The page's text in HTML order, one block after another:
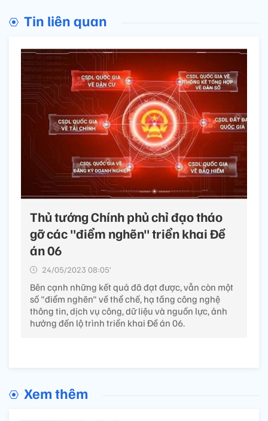
Tin liên quan
Thủ tướng Chính phủ chỉ đạo tháo
gỡ các "điểm nghẽn" triển khai Đề
án 06
24/05/2023 08:05’
Bên cạnh những kết quả đã đạt được, vẫn còn một
số "điểm nghẽn" về thể chế, hạ tầng công nghệ
thông tin, dịch vụ công, dữ liệu và nguồn lực, ảnh
hưởng đến lộ trình triển khai Đề án 06.
Xem thêm